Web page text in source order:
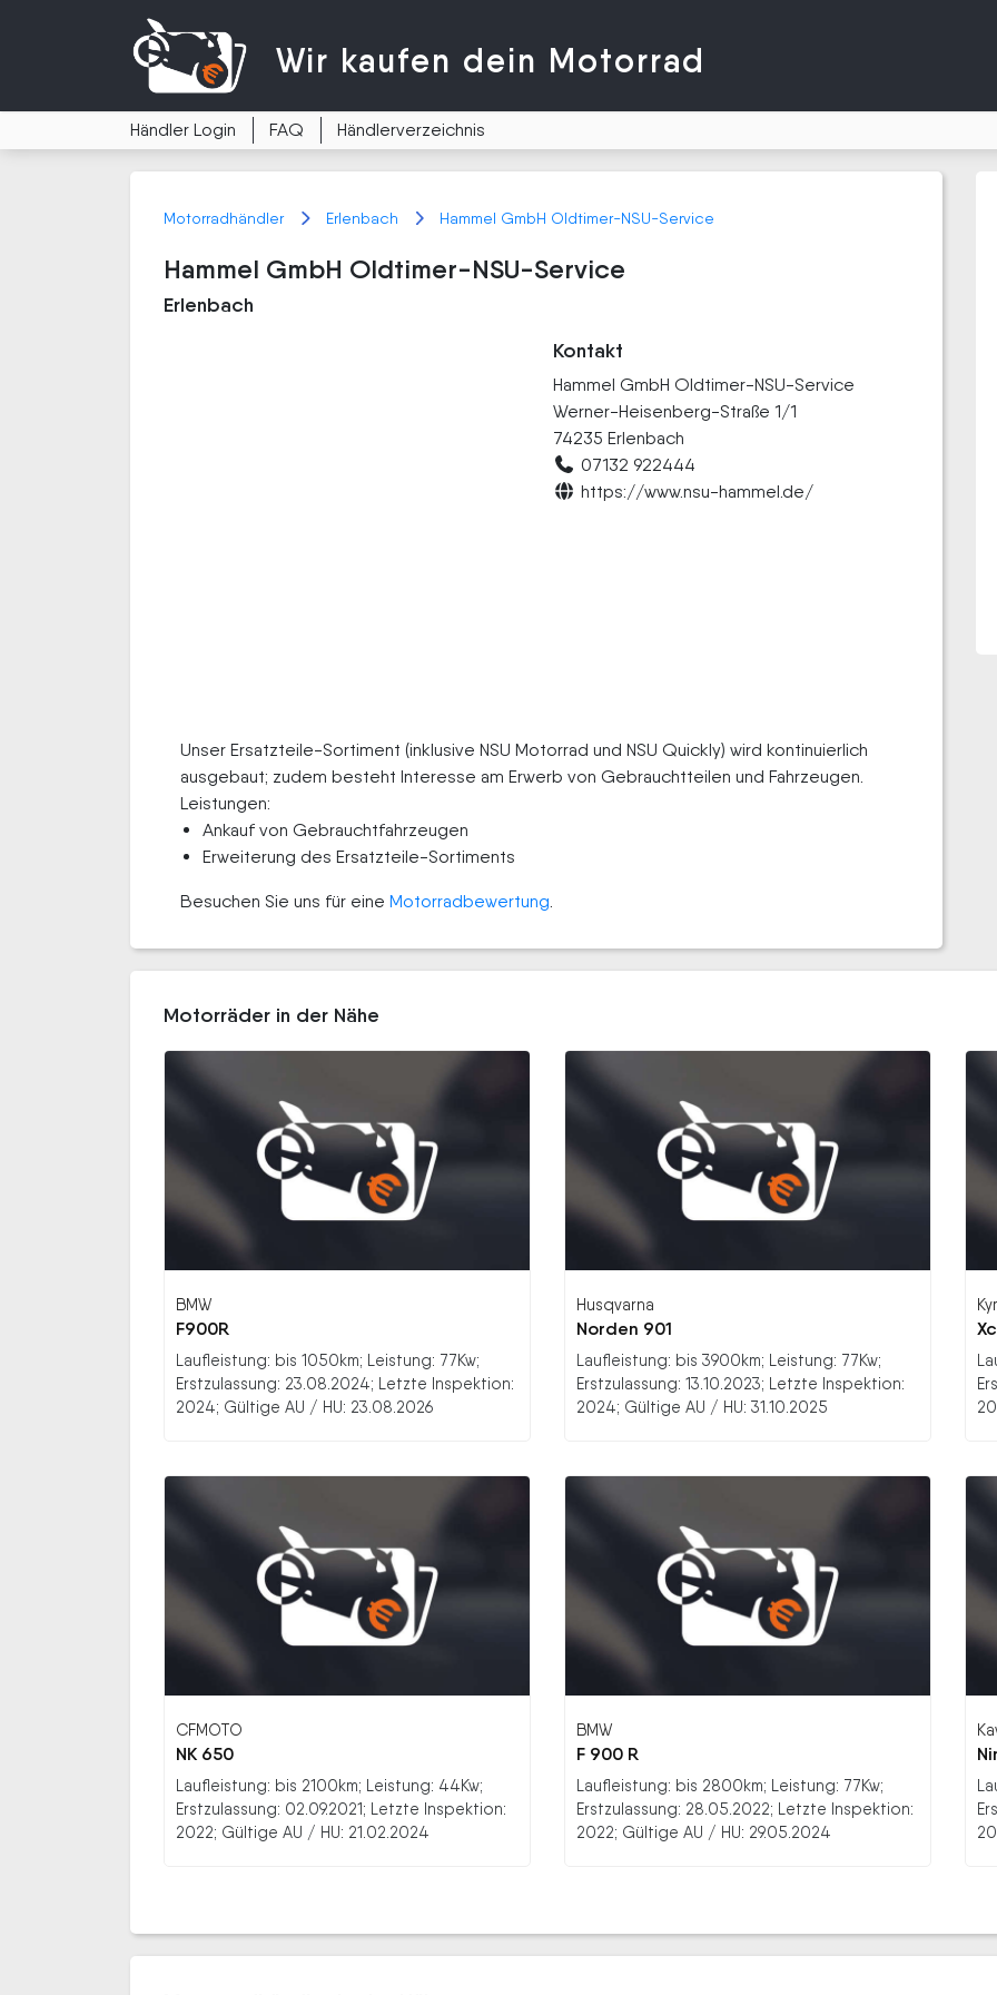
Wir kaufen dein Motorrad
Händler Login FAQ Händlerverzeichnis
Motorradhändler Erlenbach Hammel GmbH Oldtimer-NSU-Service
Hammel GmbH Oldtimer-NSU-Service
Erlenbach
Kontakt
Hammel GmbH Oldtimer-NSU-Service
Werner-Heisenberg-Straße 1/1
74235 Erlenbach
07132 922444
https://www.nsu-hammel.de/
Unser Ersatzteile-Sortiment (inklusive NSU Motorrad und NSU Quickly) wird kontinuierlich
ausgebaut; zudem besteht Interesse am Erwerb von Gebrauchtteilen und Fahrzeugen.
Leistungen:
Ankauf von Gebrauchtfahrzeugen
Erweiterung des Ersatzteile-Sortiments
Besuchen Sie uns für eine Motorradbewertung.
Motorräder in der Nähe
BMW
F900R
Laufleistung: bis 1050km; Leistung: 77Kw;
Erstzulassung: 23.08.2024; Letzte Inspektion:
2024; Gültige AU / HU: 23.08.2026
Husqvarna
Norden 901
Laufleistung: bis 3900km; Leistung: 77Kw;
Erstzulassung: 13.10.2023; Letzte Inspektion:
2024; Gültige AU / HU: 31.10.2025
CFMOTO
NK 650
Laufleistung: bis 2100km; Leistung: 44Kw;
Erstzulassung: 02.09.2021; Letzte Inspektion:
2022; Gültige AU / HU: 21.02.2024
BMW
F 900 R
Laufleistung: bis 2800km; Leistung: 77Kw;
Erstzulassung: 28.05.2022; Letzte Inspektion:
2022; Gültige AU / HU: 29.05.2024